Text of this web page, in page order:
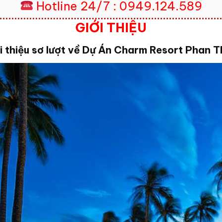
Hotline 24/7 : 0949.124.589
GIỚI THIỆU
thiệu sơ lượt về Dự Án Charm Resort Phan